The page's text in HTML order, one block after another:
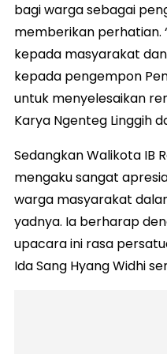
bagi warga sebagai
memberikan perhatian.
kepada masyarakat
kepada pengempon
untuk menyelesaikan
Karya Ngenteg Linggih
Sedangkan Walikota IB
mengaku sangat
warga masyarakat
yadnya. Ia berharap
upacara ini rasa
Ida Sang Hyang Widhi